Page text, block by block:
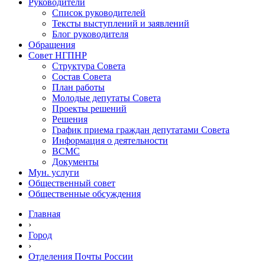
Руководители
Список руководителей
Тексты выступлений и заявлений
Блог руководителя
Обращения
Совет НГПНР
Структура Совета
Состав Совета
План работы
Молодые депутаты Совета
Проекты решений
Решения
График приема граждан депутатами Совета
Информация о деятельности
ВСМС
Документы
Мун. услуги
Общественный совет
Общественные обсуждения
Главная
›
Город
›
Отделения Почты России